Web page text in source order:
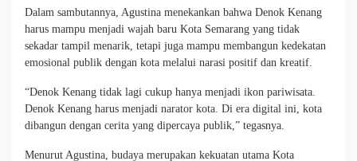
Dalam sambutannya, Agustina menekankan bahwa Denok Kenang
harus mampu menjadi wajah baru Kota Semarang yang tidak
sekadar tampil menarik, tetapi juga mampu membangun kedekatan
emosional publik dengan kota melalui narasi positif dan kreatif.
“Denok Kenang tidak lagi cukup hanya menjadi ikon pariwisata.
Denok Kenang harus menjadi narator kota. Di era digital ini, kota
dibangun dengan cerita yang dipercaya publik,” tegasnya.
Menurut Agustina, budaya merupakan kekuatan utama Kota